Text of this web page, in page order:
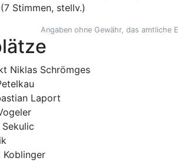
Stimmen, stellv.)
Angaben ohne Gewähr, das amtliche
Niklas Schrömges
Laport
Koblinger